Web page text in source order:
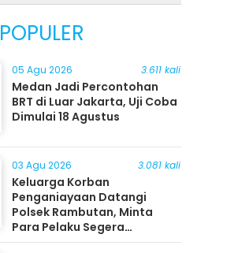
POPULER
05 Agu 2026 3.611 kali
Medan Jadi Percontohan
BRT di Luar Jakarta, Uji Coba
Dimulai 18 Agustus
03 Agu 2026 3.081 kali
Keluarga Korban
Penganiayaan Datangi
Polsek Rambutan, Minta
Para Pelaku Segera
Ditangkap